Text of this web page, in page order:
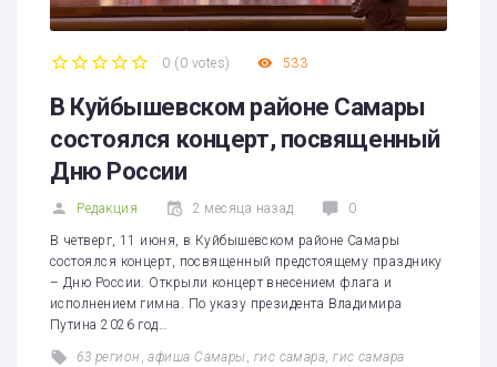
0 ( 0 votes) 533
В Куйбышевском районе Самары
состоялся концерт, посвященный
Дню России
Редакция 2 месяца назад 0
В четверг, 11 июня, в Куйбышевском районе Самары
состоялся концерт, посвященный предстоящему празднику
– Дню России. Открыли концерт внесением флага и
исполнением гимна. По указу президента Владимира
Путина 2026 год…
63 регион ,афиша Самары , гис самара,гис самара